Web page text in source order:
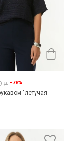
o -78%
"летучая